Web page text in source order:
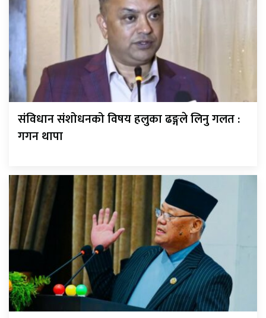
संविधान संशोधनको विषय हलुका ढङ्गले लिनु गलत :
गगन थापा